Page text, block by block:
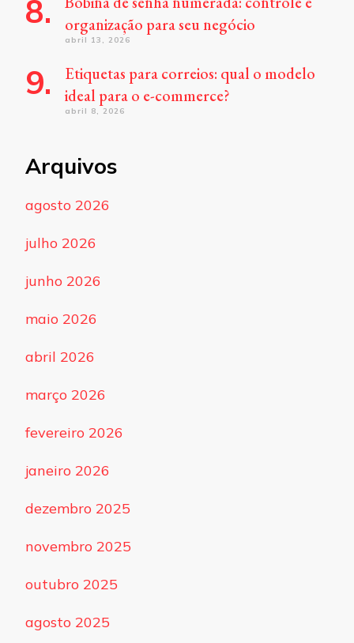
organização para seu negócio
abril 13, 2026
Etiquetas para correios: qual o modelo
ideal para o e-commerce?
abril 8, 2026
Arquivos
agosto 2026
julho 2026
junho 2026
maio 2026
abril 2026
março 2026
fevereiro 2026
janeiro 2026
dezembro 2025
novembro 2025
outubro 2025
agosto 2025